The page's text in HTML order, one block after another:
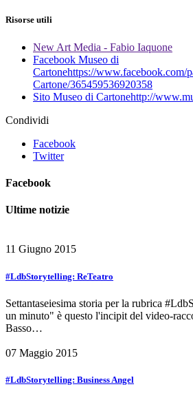
Risorse utili
New Art Media - Fabio Iaquone
Facebook Museo di
Cartonehttps://www.facebook.com/
Cartone/365459536920358
Sito Museo di Cartonehttp://
Condividi
Facebook
Twitter
Facebook
Ultime notizie
11 Giugno 2015
#LdbStorytelling: ReTeatro
Settantaseiesima storia per la rubrica
un minuto" è questo l'incipit del video-
Basso…
07 Maggio 2015
#LdbStorytelling: Business Angel